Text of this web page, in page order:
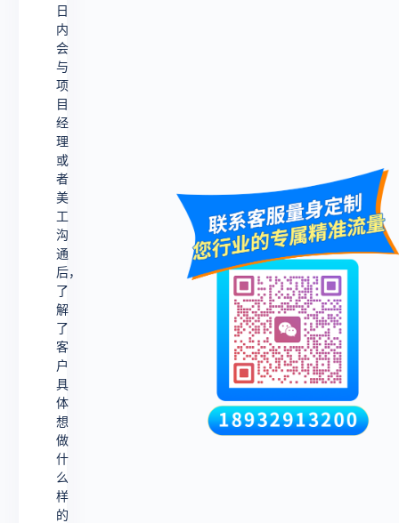
日
内
会
与
项
目
经
理
或
者
美
工
沟
通
后，
了
解
了
客
户
具
体
想
做
什
么
样
的